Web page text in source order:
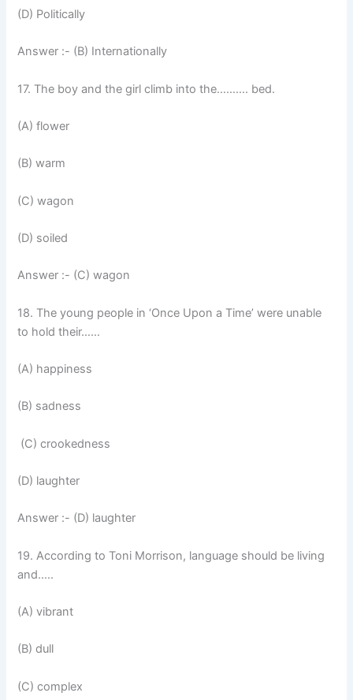
(D) Politically
Answer :- (B) Internationally
17. The boy and the girl climb into the………. bed.
(A) flower
(B) warm
(C) wagon
(D) soiled
Answer :- (C) wagon
18. The young people in ‘Once Upon a Time’ were unable
to hold their……
(A) happiness
(B) sadness
(C) crookedness
(D) laughter
Answer :- (D) laughter
19. According to Toni Morrison, language should be living
and…..
(A) vibrant
(B) dull
(C) complex